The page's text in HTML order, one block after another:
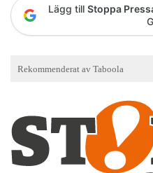
Lägg till Stoppa